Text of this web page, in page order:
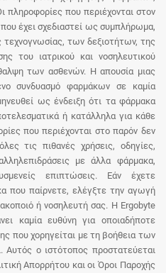
πληροφορίες που περιέχονται στον
έχει σχεδιαστεί ως συμπλήρωμα,
τεχνογνωσίας, των δεξιοτήτων, της
του ιατρικού και νοσηλευτικού
των ασθενών. Η απουσία μιας
συνδυασμό φαρμάκων σε καμία
ως ένδειξη ότι τα φάρμακα
ή κατάλληλα για κάθε
που περιέχονται στο παρόν δεν
τις πιθανές χρήσεις, οδηγίες,
με άλλα φάρμακα,
επιπτώσεις. Εάν έχετε
που παίρνετε, ελέγξτε την αγωγή
ή νοσηλευτή σας. Η Ergobyte
καμία ευθύνη για οποιαδήποτε
που χορηγείται με τη βοήθεια των
Αυτός ο ιστότοπος προστατεύεται
Απορρήτου και οι Όροι Παροχής